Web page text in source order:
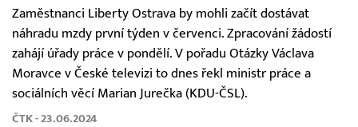
Zaměstnanci Liberty Ostrava by mohli začít dostávat
náhradu mzdy první týden v červenci. Zpracování žádostí
zahájí úřady práce v pondělí. V pořadu Otázky Václava
Moravce v České televizi to dnes řekl ministr práce a
sociálních věcí Marian Jurečka (KDU-ČSL).
ČTK - 23.06.2024